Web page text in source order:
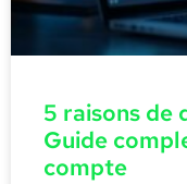
5 raisons de
Guide
compte